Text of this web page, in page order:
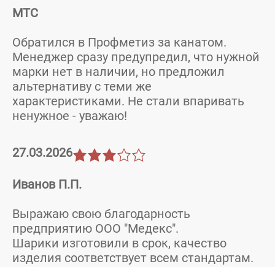
МТС
Обратился в Профметиз за канатом.
Менеджер сразу предупредил, что нужной
марки нет в наличии, но предложил
альтернативу с теми же
характеристиками. Не стали впаривать
ненужное - уважаю!
27.03.2026
Иванов П.П.
Выражаю свою благодарность
предприятию ООО "Медекс".
Шарики изготовили в срок, качество
изделия соответствует всем стандартам.